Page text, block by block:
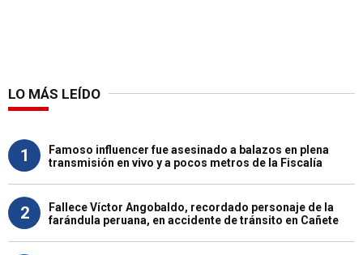
LO MÁS LEÍDO
1
Famoso influencer fue asesinado a balazos en plena
transmisión en vivo y a pocos metros de la Fiscalía
2
Fallece Víctor Angobaldo, recordado personaje de la
farándula peruana, en accidente de tránsito en Cañete